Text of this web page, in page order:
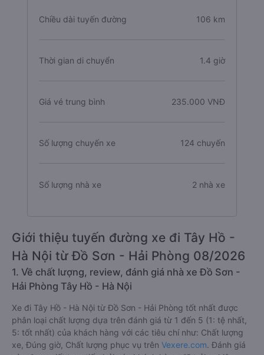
Chiều dài tuyến đường 106 km
Thời gian di chuyển 1.4 giờ
Giá vé trung bình 235.000 VNĐ
Số lượng chuyến xe 124 chuyến
Số lượng nhà xe 2 nhà xe
Giới thiệu tuyến đường xe đi Tây Hồ -
Hà Nội từ Đồ Sơn - Hải Phòng 08/2026
1. Về chất lượng, review, đánh giá nhà xe Đồ Sơn -
Hải Phòng Tây Hồ - Hà Nội
Xe đi Tây Hồ - Hà Nội từ Đồ Sơn - Hải Phòng tốt nhất được
phân loại chất lượng dựa trên đánh giá từ 1 đến 5 (1: tệ nhất,
5: tốt nhất) của khách hàng với các tiêu chí như: Chất lượng
xe, Đúng giờ, Chất lượng phục vụ trên Vexere.com. Đánh giá